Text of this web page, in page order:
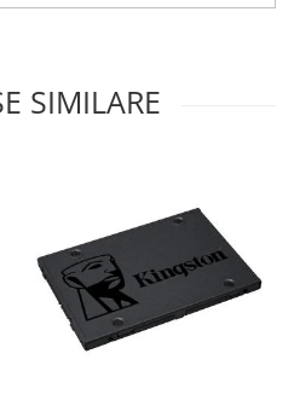
SIMILARE